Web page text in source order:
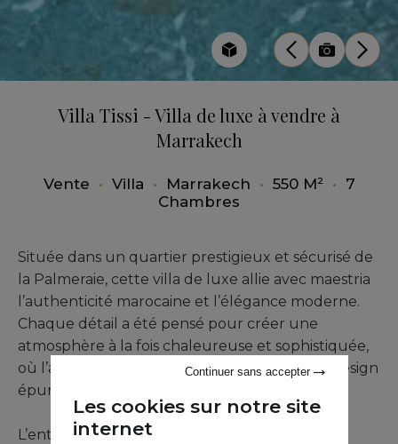
Villa Tissi - Villa de luxe à vendre à
Marrakech
Vente • Villa • Marrakech • 550 M² • 7
Chambres
Située dans un quartier prestigieux et sécurisé de
la Palmeraie, cette villa de luxe allie avec maestria
l’authenticité marocaine et l’élégance moderne.
Chaque détail a été pensé pour créer une
atmosphère à la fois chaleureuse et sophistiquée,
où l’art et le patrimoine dialoguent avec un design
épuré.
L’entrée donne le ton avec une sélection
Acheter Villa 7 pièces 700 m² Marrakech
Les cookies sur notre site
internet
Continuer sans accepter